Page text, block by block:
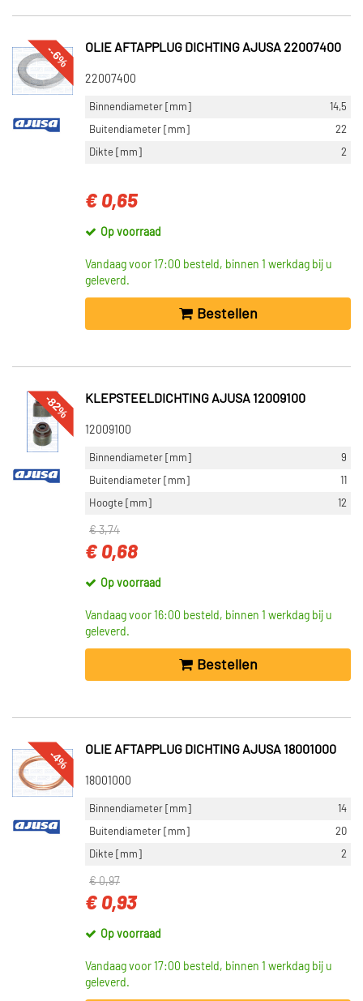
--6% OLIE AFTAPPLUG DICHTING AJUSA 22007400
22007400
Binnendiameter [mm]
14,5
Buitendiameter [mm]
22
Dikte [mm]
2
€ 0,65
Op voorraad
Vandaag voor 17:00 besteld, binnen 1 werkdag bij u
geleverd.
Bestellen
-82% KLEPSTEELDICHTING AJUSA 12009100
12009100
Binnendiameter [mm]
9
Buitendiameter [mm]
11
Hoogte [mm]
12
€ 3,74
€ 0,68
Op voorraad
Vandaag voor 16:00 besteld, binnen 1 werkdag bij u
geleverd.
Bestellen
-4% OLIE AFTAPPLUG DICHTING AJUSA 18001000
18001000
Binnendiameter [mm]
14
Buitendiameter [mm]
20
Dikte [mm]
2
€ 0,97
€ 0,93
Op voorraad
Vandaag voor 17:00 besteld, binnen 1 werkdag bij u
geleverd.